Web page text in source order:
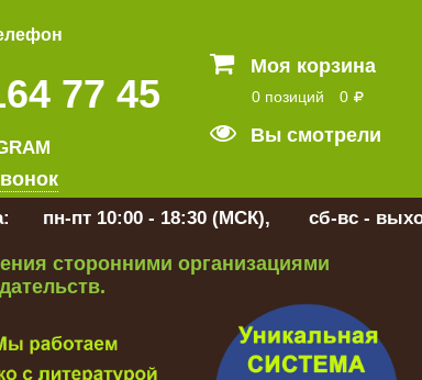
77 45
Моя корзина
0 позиций 0
Вы смотрели
пн-пт 10:00 - 18:30 (МСК), сб-вс -
сторонними организациями